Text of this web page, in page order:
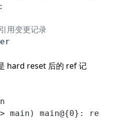
变更记录
hard reset 后的 ref 记
main) main@{0}: